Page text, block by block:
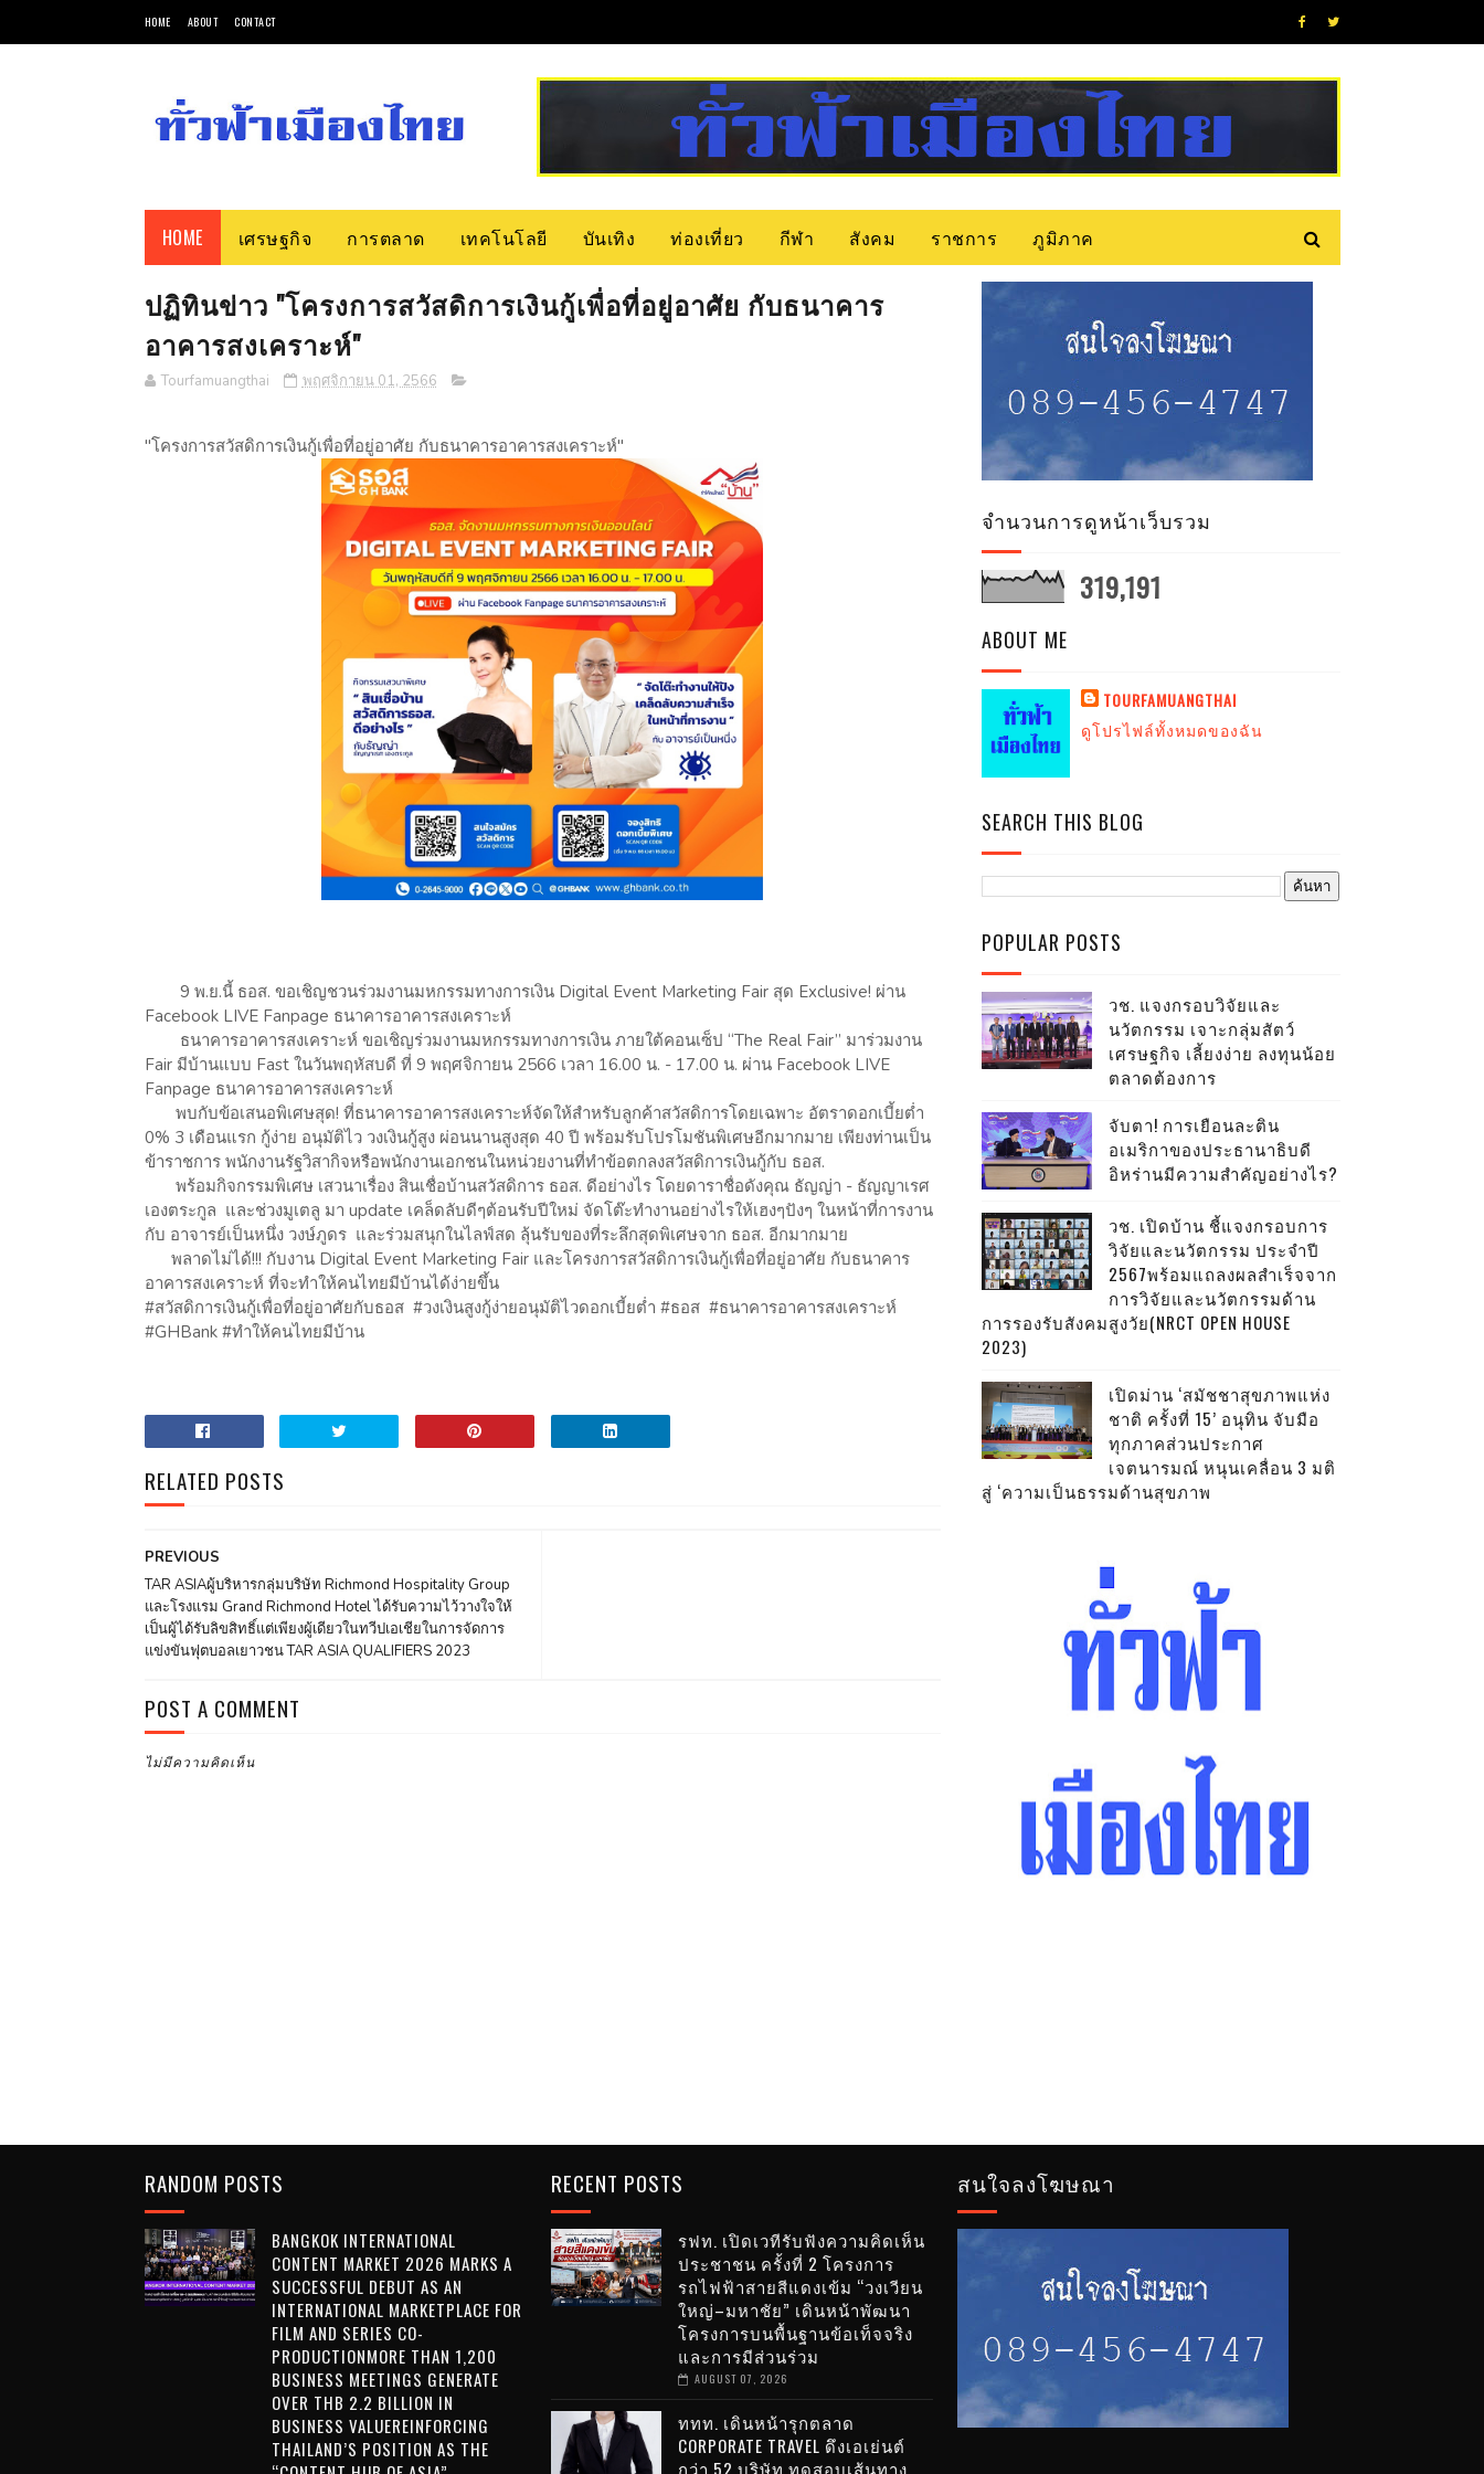
HOME ABOUT CONTACT
HOME เศรษฐกิจ การตลาด เทคโนโลยี บันเทิง ท่องเที่ยว กีฬา สังคม ราชการ ภูมิภาค
ปฏิทินข่าว "โครงการสวัสดิการเงินกู้เพื่อที่อยู่อาศัย กับธนาคาร
อาคารสงเคราะห์"
Tourfamuangthai พฤศจิกายน 01, 2566
"โครงการสวัสดิการเงินกู้เพื่อที่อยู่อาศัย กับธนาคารอาคารสงเคราะห์"
9 พ.ย.นี้ ธอส. ขอเชิญชวนร่วมงานมหกรรมทางการเงิน Digital Event Marketing Fair สุด Exclusive! ผ่าน
Facebook LIVE Fanpage ธนาคารอาคารสงเคราะห์
ธนาคารอาคารสงเคราะห์ ขอเชิญร่วมงานมหกรรมทางการเงิน ภายใต้คอนเซ็ป “The Real Fair” มาร่วมงาน
Fair มีบ้านแบบ Fast ในวันพฤหัสบดี ที่ 9 พฤศจิกายน 2566 เวลา 16.00 น. - 17.00 น. ผ่าน Facebook LIVE
Fanpage ธนาคารอาคารสงเคราะห์
พบกับข้อเสนอพิเศษสุด! ที่ธนาคารอาคารสงเคราะห์จัดให้สำหรับลูกค้าสวัสดิการโดยเฉพาะ อัตราดอกเบี้ยต่ำ
0% 3 เดือนแรก กู้ง่าย อนุมัติไว วงเงินกู้สูง ผ่อนนานสูงสุด 40 ปี พร้อมรับโปรโมชันพิเศษอีกมากมาย เพียงท่านเป็น
ข้าราชการ พนักงานรัฐวิสากิจหรือพนักงานเอกชนในหน่วยงานที่ทำข้อตกลงสวัสดิการเงินกู้กับ ธอส.
พร้อมกิจกรรมพิเศษ เสวนาเรื่อง สินเชื่อบ้านสวัสดิการ ธอส. ดีอย่างไร โดยดาราชื่อดังคุณ ธัญญ่า - ธัญญาเรศ
เองตระกูล และช่วงมูเตลู มา update เคล็ดลับดีๆต้อนรับปีใหม่ จัดโต๊ะทำงานอย่างไรให้เฮงๆปังๆ ในหน้าที่การงาน
กับ อาจารย์เป็นหนึ่ง วงษ์ภูดร และร่วมสนุกในไลฟ์สด ลุ้นรับของที่ระลึกสุดพิเศษจาก ธอส. อีกมากมาย
พลาดไม่ได้!!! กับงาน Digital Event Marketing Fair และโครงการสวัสดิการเงินกู้เพื่อที่อยู่อาศัย กับธนาคาร
อาคารสงเคราะห์ ที่จะทำให้คนไทยมีบ้านได้ง่ายขึ้น
#สวัสดิการเงินกู้เพื่อที่อยู่อาศัยกับธอส #วงเงินสูงกู้ง่ายอนุมัติไวดอกเบี้ยต่ำ #ธอส #ธนาคารอาคารสงเคราะห์
#GHBank #ทำให้คนไทยมีบ้าน
RELATED POSTS
PREVIOUS
TAR ASIAผู้บริหารกลุ่มบริษัท Richmond Hospitality Group
และโรงแรม Grand Richmond Hotel ได้รับความไว้วางใจให้
เป็นผู้ได้รับลิขสิทธิ์แต่เพียงผู้เดียวในทวีปเอเชียในการจัดการ
แข่งขันฟุตบอลเยาวชน TAR ASIA QUALIFIERS 2023
POST A COMMENT
ไม่มีความคิดเห็น
จำนวนการดูหน้าเว็บรวม
319,191
ABOUT ME
TOURFAMUANGTHAI
ดูโปรไฟล์ทั้งหมดของฉัน
SEARCH THIS BLOG
POPULAR POSTS
วช. แจงกรอบวิจัยและ
นวัตกรรม เจาะกลุ่มสัตว์
เศรษฐกิจ เลี้ยงง่าย ลงทุนน้อย
ตลาดต้องการ
จับตา! การเยือนละติน
อเมริกาของประธานาธิบดี
อิหร่านมีความสำคัญอย่างไร?
วช. เปิดบ้าน ชี้แจงกรอบการ
วิจัยและนวัตกรรม ประจำปี
2567พร้อมแถลงผลสำเร็จจาก
การวิจัยและนวัตกรรมด้าน
การรองรับสังคมสูงวัย(NRCT OPEN HOUSE
2023)
เปิดม่าน ‘สมัชชาสุขภาพแห่ง
ชาติ ครั้งที่ 15’ อนุทิน จับมือ
ทุกภาคส่วนประกาศ
เจตนารมณ์ หนุนเคลื่อน 3 มติ
สู่ ‘ความเป็นธรรมด้านสุขภาพ
RANDOM POSTS
BANGKOK INTERNATIONAL
CONTENT MARKET 2026 MARKS A
SUCCESSFUL DEBUT AS AN
INTERNATIONAL MARKETPLACE FOR
FILM AND SERIES CO-
PRODUCTIONMORE THAN 1,200
BUSINESS MEETINGS GENERATE
OVER THB 2.2 BILLION IN
BUSINESS VALUEREINFORCING
THAILAND’S POSITION AS THE
RECENT POSTS
รฟท. เปิดเวทีรับฟังความคิดเห็น
ประชาชน ครั้งที่ 2 โครงการ
รถไฟฟ้าสายสีแดงเข้ม “วงเวียน
ใหญ่–มหาชัย” เดินหน้าพัฒนา
โครงการบนพื้นฐานข้อเท็จจริง
และการมีส่วนร่วม
AUGUST 07, 2026
ททท. เดินหน้ารุกตลาด
CORPORATE TRAVEL ดึงเอเย่นต์
กว่า 52 บริษัท ทดสอบเส้นทาง
สนใจลงโฆษณา